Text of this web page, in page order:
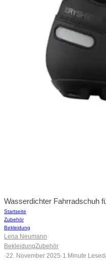
Wasserdichter Fahrradschuh
Startseite
Zubehör
Bekleidung
Lena Neumann·
BekleidungZubehör
·22. November 2025·1 Minute